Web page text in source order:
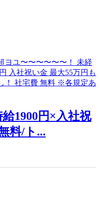
給1900円×入社祝
料/ト...